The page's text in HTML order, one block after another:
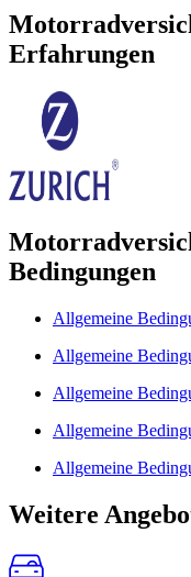
Erfahrungen
Bedingungen
Allgemeine
Allgemeine
Allgemeine
Allgemeine
Allgemeine
Weitere